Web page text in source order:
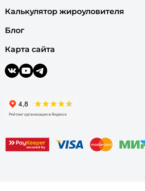
Калькулятор жироуловителя
Блог
Карта сайта